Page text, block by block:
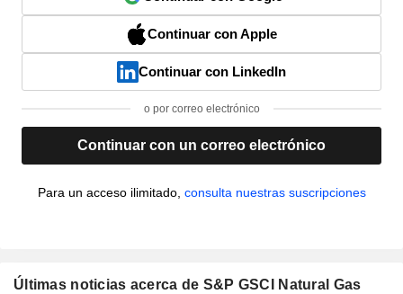
Continuar con Apple
Continuar con LinkedIn
o por correo electrónico
Continuar con un correo electrónico
Para un acceso ilimitado, consulta nuestras suscripciones
Últimas noticias acerca de S&P GSCI Natural Gas